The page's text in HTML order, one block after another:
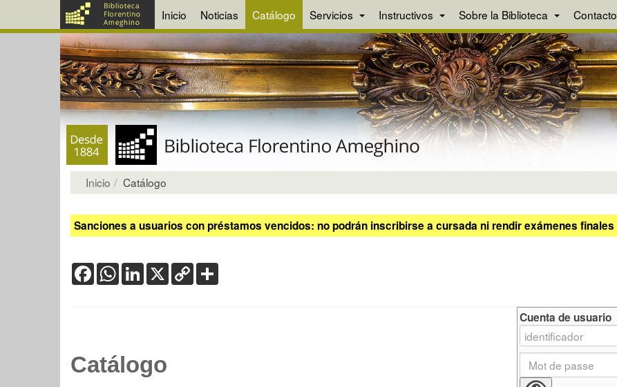
Inicio Noticias Catálogo Servicios Instructivos Sobre la Biblioteca Contacto
Inicio Catálogo
Sanciones a usuarios con préstamos vencidos: no podrán inscribirse a cursada ni rendir exámenes finales
FacebookWhatsApp
LinkedIn
X Copy
Link
Catálogo
Cuenta de usuario